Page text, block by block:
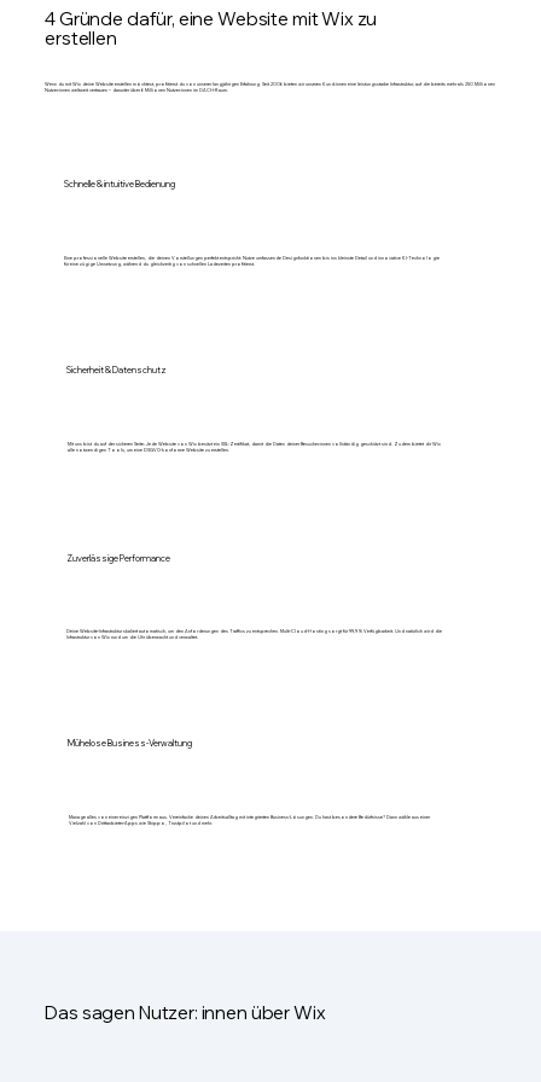
4 Gründe dafür, eine Website mit Wix zu
erstellen
Wenn du mit Wix deine Website erstellen möchtest, profitierst du von unserer langjährigen Erfahrung. Seit 2006 bieten wir unseren Kund:innen eine leistungsstarke Infrastruktur, auf die bereits mehr als 250 Millionen
Nutzer:innen weltweit vertrauen – darunter über 6 Millionen Nutzer:innen im DACH-Raum.
Schnelle & intuitive Bedienung
Eine professionelle Website erstellen, die deinen Vorstellungen perfekt entspricht: Nutze umfassende Designfunktionen bis ins kleinste Detail und innovative KI-Technologie
für eine zügige Umsetzung, während du gleichzeitig von schnellen Ladezeiten profitierst.
Sicherheit & Datenschutz
Mit uns bist du auf der sicheren Seite: Jede Website von Wix besitzt ein SSL-Zertifikat, damit die Daten deiner Besucher:innen vollständig geschützt sind. Zudem bietet dir Wix
alle notwendigen Tools, um eine DSGVO-konforme Website zu erstellen.
Zuverlässige Performance
Deine Website-Infrastruktur skaliert automatisch, um den Anforderungen des Traffics zu entsprechen. Multi-Cloud-Hosting sorgt für 99,9 % Verfügbarkeit. Und natürlich wird die
Infrastruktur von Wix rund um die Uhr überwacht und verwaltet.
Mühelose Business-Verwaltung
Manage alles von einer einzigen Plattform aus. Vereinfache deinen Arbeitsalltag mit integrierten Business-Lösungen. Du hast besondere Bedürfnisse? Dann wähle aus einer
Vielzahl von Drittanbieter-Apps wie Shippo, Trustpilot und mehr.
Das sagen Nutzer: innen über Wix